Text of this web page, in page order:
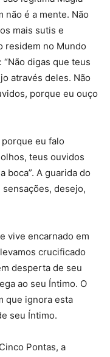
não é a mente. Não
mais sutis e
residem no Mundo
digas que teus
através deles. Não
porque eu ouço
eu falo
teus ouvidos
boca”. A guarida do
desejo,
vive encarnado em
crucificado
desperta de seu
ao seu Íntimo. O
que ignora esta
seu Íntimo.
Pontas, a